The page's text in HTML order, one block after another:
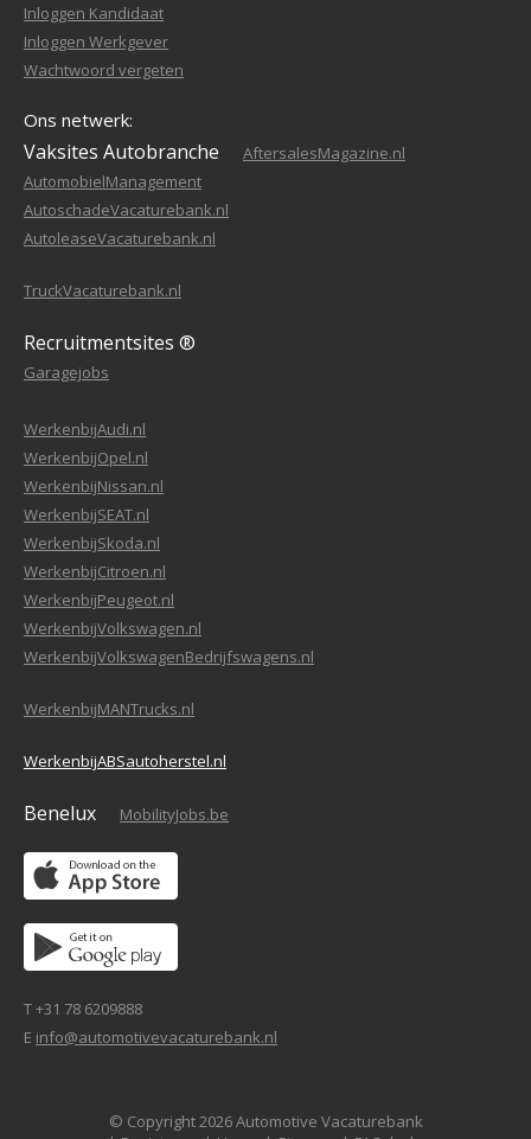
Inloggen Kandidaat
Inloggen Werkgever
Wachtwoord vergeten
Ons netwerk:
Vaksites Autobranche
AftersalesMagazine.nl
AutomobielManagement
AutoschadeVacaturebank.nl
AutoleaseVacaturebank.nl
TruckVacaturebank.nl
Recruitmentsites ®
Garagejobs
WerkenbijAudi.nl
WerkenbijOpel.nl
WerkenbijNissan.nl
WerkenbijSEAT.nl
WerkenbijSkoda.nl
WerkenbijCitroen.nl
WerkenbijPeugeot.nl
WerkenbijVolkswagen.nl
WerkenbijVolkswagenBedrijfswagens.nl
WerkenbijMANTrucks.nl
WerkenbijABSautoherstel.nl
Benelux MobilityJobs.be
T +31 78 6209888
E info@automotivevacaturebank.nl
© Copyright 2026 Automotive Vacaturebank